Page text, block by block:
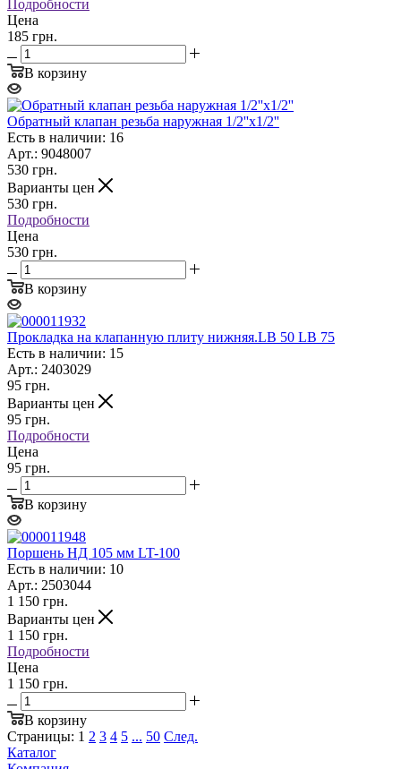
Подробности
Цена
185 грн.
В корзину
Обратный клапан резьба наружная 1/2''x1/2''
Есть в наличии: 16
Арт.: 9048007
530 грн.
Варианты цен
530 грн.
Подробности
Цена
530 грн.
В корзину
Прокладка на клапанную плиту нижняя.LB 50 LB 75
Есть в наличии: 15
Арт.: 2403029
95 грн.
Варианты цен
95 грн.
Подробности
Цена
95 грн.
В корзину
Поршень НД 105 мм LT-100
Есть в наличии: 10
Арт.: 2503044
1 150 грн.
Варианты цен
1 150 грн.
Подробности
Цена
1 150 грн.
В корзину
Страницы: 1 2 3 4 5 ... 50 След.
Каталог